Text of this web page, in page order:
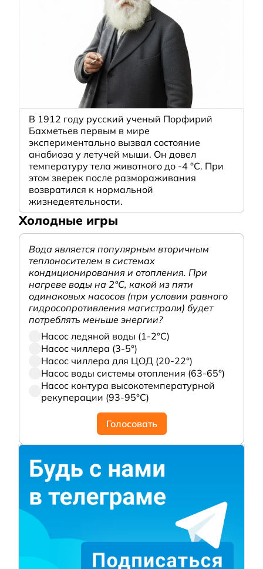
В 1912 году русский ученый Порфирий
Бахметьев первым в мире
экспериментально вызвал состояние
анабиоза у летучей мыши. Он довел
температуру тела животного до -4 °C. При
этом зверек после размораживания
возвратился к нормальной
жизнедеятельности.
Холодные игры
Вода является популярным вторичным
теплоносителем в системах
кондиционирования и отопления. При
нагреве воды на 2°С, какой из пяти
одинаковых насосов (при условии равного
гидросопротивления магистрали) будет
потреблять меньше энергии?
Насос ледяной воды (1-2°С)
Насос чиллера (3-5°)
Насос чиллера для ЦОД (20-22°)
Насос воды системы отопления (63-65°)
Насос контура высокотемпературной
рекуперации (93-95°С)
Голосовать